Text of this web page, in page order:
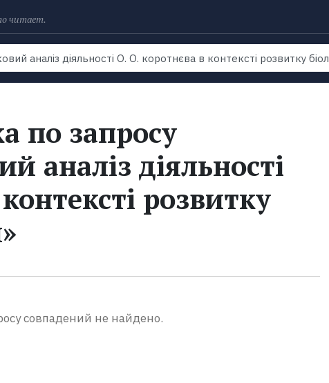
читает.
Книги Экранизации Коллекции
по запросу
аналіз діяльності
розвитку
совпадений не найдено.